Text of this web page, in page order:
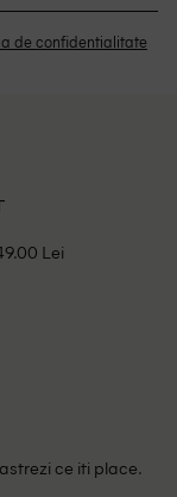
de confidentialitate
Lei
ce iti place.